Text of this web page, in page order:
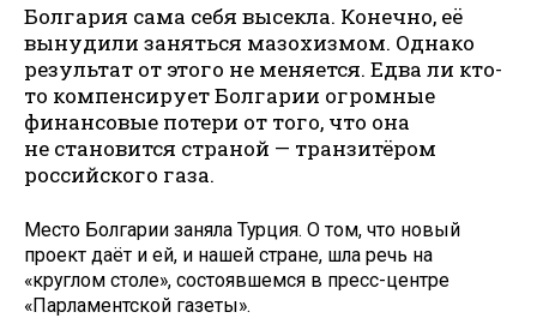
Болгария сама себя высекла. Конечно, её
вынудили заняться мазохизмом. Однако
результат от этого не меняется. Едва ли кто-
то компенсирует Болгарии огромные
финансовые потери от того, что она
не становится страной — транзитёром
российского газа.
Место Болгарии заняла Турция. О том, что новый
проект даёт и ей, и нашей стране, шла речь на
«круглом столе», состоявшемся в пресс-центре
«Парламентской газеты».